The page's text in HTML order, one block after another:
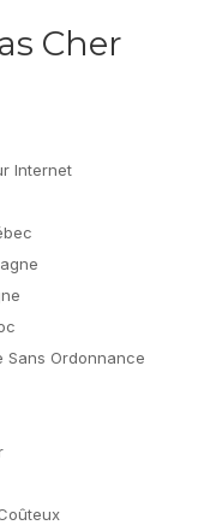
Cher
Internet
Sans Ordonnance